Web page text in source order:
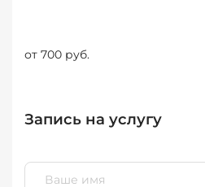
от 700 руб.
Запись на услугу